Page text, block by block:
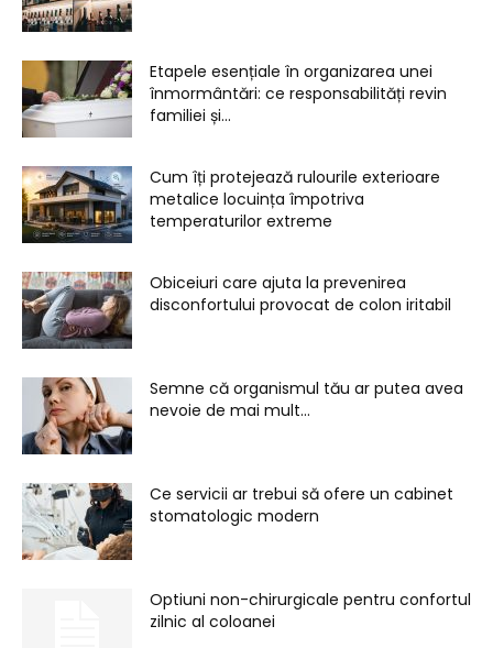
Etapele esențiale în organizarea unei
înmormântări: ce responsabilități revin
familiei și...
Cum îți protejează rulourile exterioare
metalice locuința împotriva
temperaturilor extreme
Obiceiuri care ajuta la prevenirea
disconfortului provocat de colon iritabil
Semne că organismul tău ar putea avea
nevoie de mai mult...
Ce servicii ar trebui să ofere un cabinet
stomatologic modern
Optiuni non-chirurgicale pentru confortul
zilnic al coloanei